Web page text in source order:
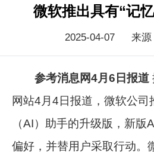
微软推出具有“记
2025-04-07 来源
参考消息网4月6日报道
网站4月4日报道，微软公司
（AI）助手的升级版，新版
偏好，并替用户采取行动。